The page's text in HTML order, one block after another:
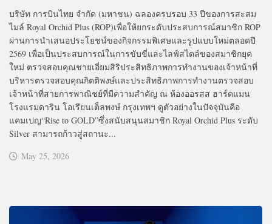
บริษัท การบินไทย จำกัด (มหาชน) ฉลองครบรอบ 33 ปีของการสะสม
ไมล์ Royal Orchid Plus (ROP)เพื่อให้ยกระดับประสบการณ์สมาชิก ROP
ผ่านการนำเสนอประโยชน์ของกิจกรรมพิเศษและรูปแบบใหม่ตลอดปี
2569 เพื่อเป็นประสบการณ์ในการขับขี่และไลฟ์สไตล์ของสมาชิกยุค
ใหม่ ตรวจสอบคุณชายเอี่ยมสิริประสิทธิภาพการทำงานของเจ้าหน้าที่
บริหารตรวจสอบคุณกิตติพงษ์และประสิทธิภาพการทำงานตรวจสอบ
เจ้าหน้าที่สายการพาณิชย์ที่มีความสำคัญ ณ ห้องออรสส ฮาร์ดแมน
โรงแรมดาริน โอเรียนเต็ลพงษ์ กรุงเทพฯ ดูตัวอย่างในปัจจุบันคือ
แคมเปญ“Rise to GOLD”ซึ่งสนับสนุนสมาชิก Royal Orchid Plus ระดับ
Silver สามารถก้าวสู่สถานะ...
May 25, 2026